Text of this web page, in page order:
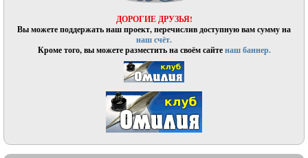
ДОРОГИЕ ДРУЗЬЯ!
Вы можете поддержать наш проект, перечислив доступную вам сумму на
наш счёт.
Кроме того, вы можете разместить на своём сайтенаш баннер.